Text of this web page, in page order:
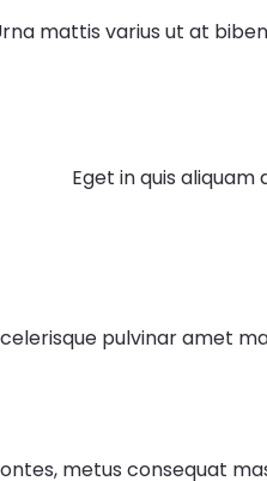
mattis varius ut at
Eget in quis
pulvinar amet
metus consequat